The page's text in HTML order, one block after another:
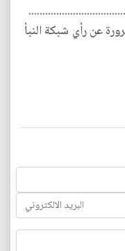
عن رأي شبكة النبأ